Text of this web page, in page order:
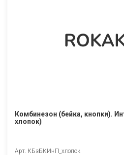
Комбинезон (бейка, кнопки).
хлопок)
Арт. КБзБКИнП_хлопок